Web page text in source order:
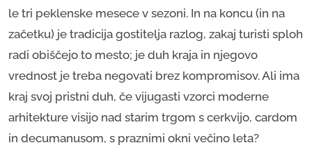
le tri peklenske mesece v sezoni. In na koncu (in na
začetku) je tradicija gostitelja razlog, zakaj turisti sploh
radi obiščejo to mesto; je duh kraja in njegovo
vrednost je treba negovati brez kompromisov. Ali ima
kraj svoj pristni duh, če vijugasti vzorci moderne
arhitekture visijo nad starim trgom s cerkvijo, cardom
in decumanusom, s praznimi okni večino leta?